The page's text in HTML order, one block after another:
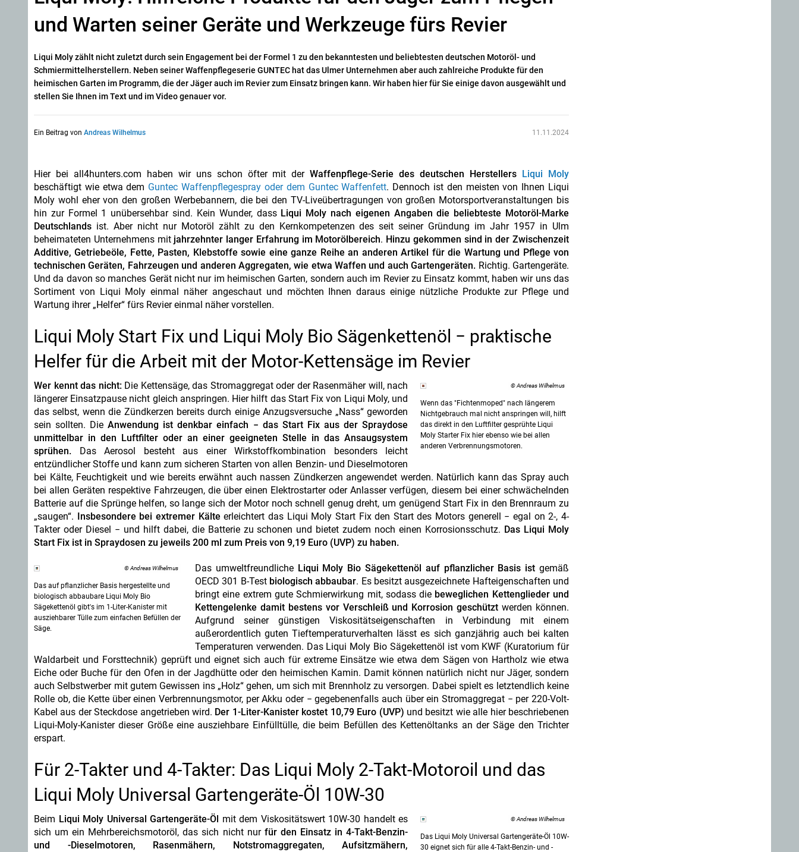
und Warten seiner Geräte und Werkzeuge fürs Revier
Liqui Moly zählt nicht zuletzt durch sein Engagement bei der Formel 1 zu den bekanntesten und beliebtesten deutschen Motoröl- und
Schmiermittelherstellern. Neben seiner Waffenpflegeserie GUNTEC hat das Ulmer Unternehmen aber auch zahlreiche Produkte für den
heimischen Garten im Programm, die der Jäger auch im Revier zum Einsatz bringen kann. Wir haben hier für Sie einige davon ausgewählt und
stellen Sie Ihnen im Text und im Video genauer vor.
Ein Beitrag von Andreas Wilhelmus 11.11.2024
Hier bei all4hunters.com haben wir uns schon öfter mit derWaffenpflege-Serie des deutschen Herstellers Liqui Moly
beschäftigt wie etwa dem Guntec Waffenpflegespray oder dem Guntec Waffenfett. Dennoch ist den meisten von Ihnen Liqui
Moly wohl eher von den großen Werbebannern, die bei den TV-Liveübertragungen von großen Motorsportveranstaltungen bis
hin zur Formel 1 unübersehbar sind. Kein Wunder, dass Liqui Moly nach eigenen Angaben die beliebteste Motoröl-Marke
Deutschlands ist. Aber nicht nur Motoröl zählt zu den Kernkompetenzen des seit seiner Gründung im Jahr 1957 in Ulm
beheimateten Unternehmens mitjahrzehnter langer Erfahrung im Motorölbereich. Hinzu gekommen sind in der Zwischenzeit
Additive, Getriebeöle, Fette, Pasten, Klebstoffe sowie eine ganze Reihe an anderen Artikel für die Wartung und Pflege von
technischen Geräten, Fahrzeugen und anderen Aggregaten, wie etwa Waffen und auch Gartengeräten. Richtig. Gartengeräte.
Und da davon so manches Gerät nicht nur im heimischen Garten, sondern auch im Revier zu Einsatz kommt, haben wir uns das
Sortiment von Liqui Moly einmal näher angeschaut und möchten Ihnen daraus einige nützliche Produkte zur Pflege und
Wartung ihrer „Helfer“ fürs Revier einmal näher vorstellen.
Liqui Moly Start Fix und Liqui Moly Bio Sägenkettenöl − praktische
Helfer für die Arbeit mit der Motor-Kettensäge im Revier
© Andreas Wilhelmus
Wenn das "Fichtenmoped" nach längerem
Nichtgebrauch mal nicht anspringen will, hilft
das direkt in den Luftfilter gesprühte Liqui
Moly Starter Fix hier ebenso wie bei allen
anderen Verbrennungsmotoren.
Wer kennt das nicht:Die Kettensäge, das Stromaggregat oder der Rasenmäher will, nach
längerer Einsatzpause nicht gleich anspringen. Hier hilft das Start Fix von Liqui Moly, und
das selbst, wenn die Zündkerzen bereits durch einige Anzugsversuche „Nass“ geworden
sein sollten. DieAnwendung ist denkbar einfach − das Start Fix aus der Spraydose
unmittelbar in den Luftfilter oder an einer geeigneten Stelle in das Ansaugsystem
sprühen. Das Aerosol besteht aus einer Wirkstoffkombination besonders leicht
entzündlicher Stoffe und kann zum sicheren Starten von allen Benzin- und Dieselmotoren
bei Kälte, Feuchtigkeit und wie bereits erwähnt auch nassen Zündkerzen angewendet werden. Natürlich kann das Spray auch
bei allen Geräten respektive Fahrzeugen, die über einen Elektrostarter oder Anlasser verfügen, diesem bei einer schwächelnden
Batterie auf die Sprünge helfen, so lange sich der Motor noch schnell genug dreht, um genügend Start Fix in den Brennraum zu
„saugen“. Insbesondere bei extremer Kälteerleichtert das Liqui Moly Start Fix den Start des Motors generell − egal on 2-, 4-
Takter oder Diesel − und hilft dabei, die Batterie zu schonen und bietet zudem noch einen Korrosionsschutz. Das Liqui Moly
Start Fix ist in Spraydosen zu jeweils 200 ml zum Preis von 9,19 Euro (UVP) zu haben.
© Andreas Wilhelmus
Das auf pflanzlicher Basis hergestellte und
biologisch abbaubare Liqui Moly Bio
Sägekettenöl gibt's im 1-Liter-Kanister mit
ausziehbarer Tülle zum einfachen Befüllen der
Säge.
Das umweltfreundliche Liqui Moly Bio Sägekettenöl auf pflanzlicher Basis ist gemäß
OECD 301 B-Test biologisch abbaubar. Es besitzt ausgezeichnete Hafteigenschaften und
bringt eine extrem gute Schmierwirkung mit, sodass die beweglichen Kettenglieder und
Kettengelenke damit bestens vor Verschleiß und Korrosion geschützt werden können.
Aufgrund seiner günstigen Viskositätseigenschaften in Verbindung mit einem
außerordentlich guten Tieftemperaturverhalten lässt es sich ganzjährig auch bei kalten
Temperaturen verwenden. Das Liqui Moly Bio Sägekettenöl ist vom KWF (Kuratorium für
Waldarbeit und Forsttechnik) geprüft und eignet sich auch für extreme Einsätze wie etwa dem Sägen von Hartholz wie etwa
Eiche oder Buche für den Ofen in der Jagdhütte oder den heimischen Kamin. Damit können natürlich nicht nur Jäger, sondern
auch Selbstwerber mit gutem Gewissen ins „Holz“ gehen, um sich mit Brennholz zu versorgen. Dabei spielt es letztendlich keine
Rolle ob, die Kette über einen Verbrennungsmotor, per Akku oder − gegebenenfalls auch über ein Stromaggregat − per 220-Volt-
Kabel aus der Steckdose angetrieben wird. Der 1-Liter-Kanister kostet 10,79 Euro (UVP) und besitzt wie alle hier beschriebenen
Liqui-Moly-Kanister dieser Größe eine ausziehbare Einfülltülle, die beim Befüllen des Kettenöltanks an der Säge den Trichter
erspart.
Für 2-Takter und 4-Takter: Das Liqui Moly 2-Takt-Motoroil und das
Liqui Moly Universal Gartengeräte-Öl 10W-30
© Andreas Wilhelmus
Das Liqui Moly Universal Gartengeräte-Öl 10W-
30 eignet sich für alle 4-Takt-Benzin- und -
Beim Liqui Moly Universal Gartengeräte-Öl mit dem Viskositätswert 10W-30 handelt es
sich um ein Mehrbereichsmotoröl, das sich nicht nur für den Einsatz in 4-Takt-Benzin-
und -Dieselmotoren, Rasenmähern, Notstromaggregaten, Aufsitzmähern,